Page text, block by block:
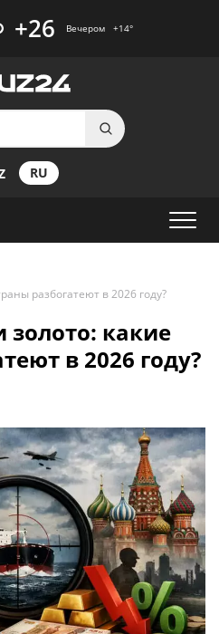
+26 Вечером +14°
RU
разбогатеют в 2026 году?
какие
в 2026 году?